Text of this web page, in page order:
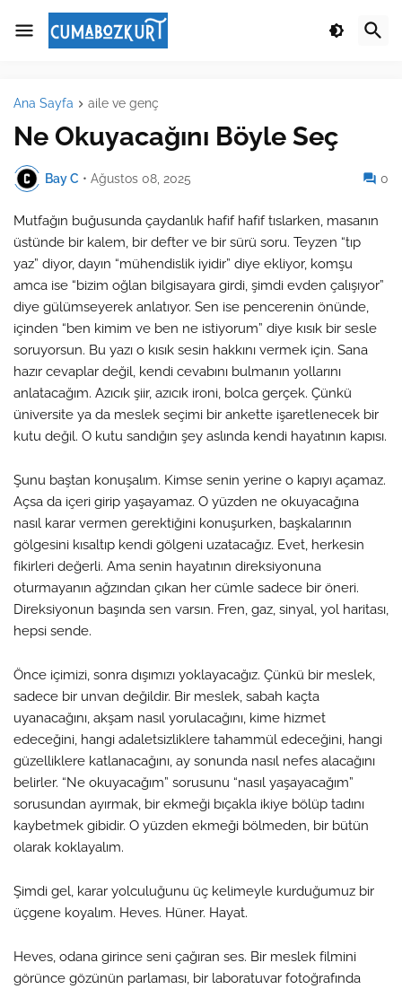
Ana Sayfa aile ve genç
Ne Okuyacağını Böyle Seç
Bay C • Ağustos 08, 2025 0
Mutfağın buğusunda çaydanlık hafif hafif tıslarken, masanın
üstünde bir kalem, bir defter ve bir sürü soru. Teyzen “tıp
yaz” diyor, dayın “mühendislik iyidir” diye ekliyor, komşu
amca ise “bizim oğlan bilgisayara girdi, şimdi evden çalışıyor”
diye gülümseyerek anlatıyor. Sen ise pencerenin önünde,
içinden “ben kimim ve ben ne istiyorum” diye kısık bir sesle
soruyorsun. Bu yazı o kısık sesin hakkını vermek için. Sana
hazır cevaplar değil, kendi cevabını bulmanın yollarını
anlatacağım. Azıcık şiir, azıcık ironi, bolca gerçek. Çünkü
üniversite ya da meslek seçimi bir ankette işaretlenecek bir
kutu değil. O kutu sandığın şey aslında kendi hayatının kapısı.
Şunu baştan konuşalım. Kimse senin yerine o kapıyı açamaz.
Açsa da içeri girip yaşayamaz. O yüzden ne okuyacağına
nasıl karar vermen gerektiğini konuşurken, başkalarının
gölgesini kısaltıp kendi gölgeni uzatacağız. Evet, herkesin
fikirleri değerli. Ama senin hayatının direksiyonuna
oturmayanın ağzından çıkan her cümle sadece bir öneri.
Direksiyonun başında sen varsın. Fren, gaz, sinyal, yol haritası,
hepsi sende.
Önce içimizi, sonra dışımızı yoklayacağız. Çünkü bir meslek,
sadece bir unvan değildir. Bir meslek, sabah kaçta
uyanacağını, akşam nasıl yorulacağını, kime hizmet
edeceğini, hangi adaletsizliklere tahammül edeceğini, hangi
güzelliklere katlanacağını, ay sonunda nasıl nefes alacağını
belirler. “Ne okuyacağım” sorusunu “nasıl yaşayacağım”
sorusundan ayırmak, bir ekmeği bıçakla ikiye bölüp tadını
kaybetmek gibidir. O yüzden ekmeği bölmeden, bir bütün
olarak koklayalım.
Şimdi gel, karar yolculuğunu üç kelimeyle kurduğumuz bir
üçgene koyalım. Heves. Hüner. Hayat.
Heves, odana girince seni çağıran ses. Bir meslek filmini
görünce gözünün parlaması, bir laboratuvar fotoğrafında